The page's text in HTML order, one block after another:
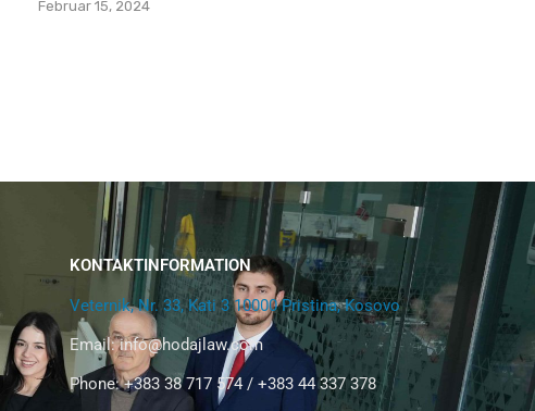
Februar 15, 2024
KONTAKTINFORMATION
Veternik, Nr. 33, Kati 3 10000 Pristina, Kosovo
Email:info@hodajlaw.com
Phone: +383 38 717 574 / +383 44 337 378